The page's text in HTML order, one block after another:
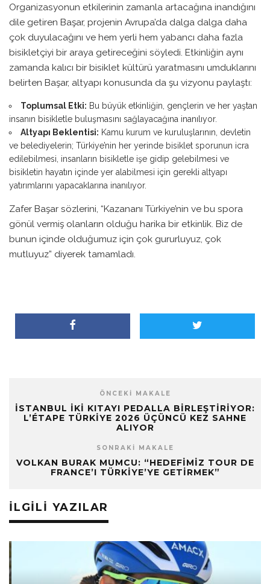
Organizasyonun etkilerinin zamanla artacağına inandığını
dile getiren Başar, projenin Avrupa’da dalga dalga daha
çok duyulacağını ve hem yerli hem yabancı daha fazla
bisikletçiyi bir araya getireceğini söyledi. Etkinliğin aynı
zamanda kalıcı bir bisiklet kültürü yaratmasını umduklarını
belirten Başar, altyapı konusunda da şu vizyonu paylaştı:
Toplumsal Etki: Bu büyük etkinliğin, gençlerin ve her yaştan
insanın bisikletle buluşmasını sağlayacağına inanılıyor.
Altyapı Beklentisi: Kamu kurum ve kuruluşlarının, devletin
ve belediyelerin; Türkiye’nin her yerinde bisiklet sporunun icra
edilebilmesi, insanların bisikletle işe gidip gelebilmesi ve
bisikletin hayatın içinde yer alabilmesi için gerekli altyapı
yatırımlarını yapacaklarına inanılıyor.
Zafer Başar sözlerini, “Kazananı Türkiye’nin ve bu spora
gönül vermiş olanların olduğu harika bir etkinlik. Biz de
bunun içinde olduğumuz için çok gururluyuz, çok
mutluyuz” diyerek tamamladı.
ÖNCEKI MAKALE
İSTANBUL İKI KITAYI PEDALLA BIRLEŞTIRIYOR:
L’ÉTAPE TÜRKIYE 2026 ÜÇÜNCÜ KEZ SAHNE
ALIYOR
SONRAKI MAKALE
VOLKAN BURAK MUMCU: “HEDEFIMIZ TOUR DE
FRANCE’I TÜRKIYE’YE GETIRMEK”
İLGILI YAZILAR